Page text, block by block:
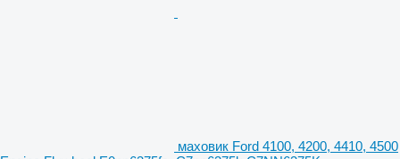
маховик Ford 4100, 4200, 4410, 4500